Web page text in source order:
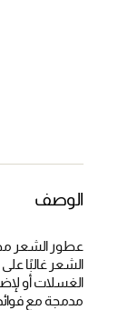
الوصف
عطور الشعر
الشعر غالبًا
مدمجة مع